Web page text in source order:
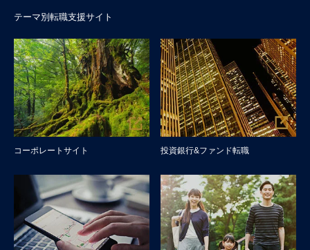
テーマ別転職支援サイト
コーポレートサイト 投資銀行&ファンド転職